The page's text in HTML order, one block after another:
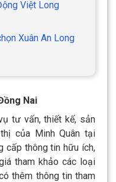
Việt Long
Xuân An Long
Nai
tư vấn, thiết kế, sản
của Minh Quân tại
cấp thông tin hữu ích,
tham khảo các loại
thêm thông tin tham